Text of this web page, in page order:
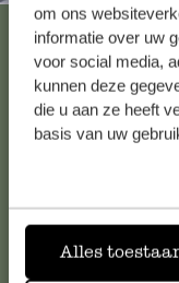
om ons
informatie over uw
voor social media,
kunnen deze
die u aan ze heeft
basis van uw
Alles
Bekijk alle 62
klantenservice. Of
meestgestelde vragen